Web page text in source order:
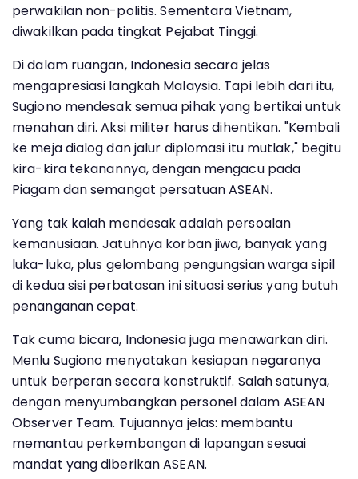
perwakilan non-politis. Sementara Vietnam,
diwakilkan pada tingkat Pejabat Tinggi.
Di dalam ruangan, Indonesia secara jelas
mengapresiasi langkah Malaysia. Tapi lebih dari itu,
Sugiono mendesak semua pihak yang bertikai untuk
menahan diri. Aksi militer harus dihentikan. "Kembali
ke meja dialog dan jalur diplomasi itu mutlak," begitu
kira-kira tekanannya, dengan mengacu pada
Piagam dan semangat persatuan ASEAN.
Yang tak kalah mendesak adalah persoalan
kemanusiaan. Jatuhnya korban jiwa, banyak yang
luka-luka, plus gelombang pengungsian warga sipil
di kedua sisi perbatasan ini situasi serius yang butuh
penanganan cepat.
Tak cuma bicara, Indonesia juga menawarkan diri.
Menlu Sugiono menyatakan kesiapan negaranya
untuk berperan secara konstruktif. Salah satunya,
dengan menyumbangkan personel dalam ASEAN
Observer Team. Tujuannya jelas: membantu
memantau perkembangan di lapangan sesuai
mandat yang diberikan ASEAN.